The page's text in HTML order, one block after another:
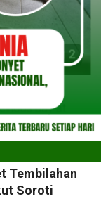
Tembilahan
Soroti